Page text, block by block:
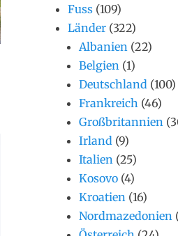
Fuss (109)
Länder (322)
Albanien (22)
Belgien (1)
Deutschland (100)
Frankreich (46)
Großbritannien
Irland (9)
Italien (25)
Kosovo (4)
Kroatien (16)
Nordmazedonien